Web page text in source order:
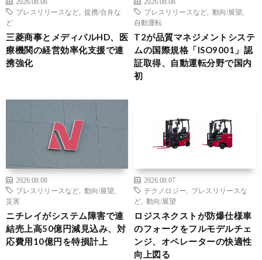
プレスリリースなど
提携/合弁な
ど
三菱商事とメディパルHD、医
療機関の経営効率化支援で連
携強化
プレスリリースなど
動向/展望
自動運転
T2が品質マネジメントシステ
ムの国際規格「ISO9001」認
証取得、自動運転分野で国内
初
2026.08.08
プレスリリースなど
動向/展望
災害
ニチレイがシステム障害で連
結売上高50億円減見込み、対
応費用10億円を特損計上
2026.08.07
テクノロジー
プレスリリースな
ど
動向/展望
ロジスネクストが防爆仕様車
のフォークをフルモデルチェ
ンジ、オペレーターの快適性
向上図る